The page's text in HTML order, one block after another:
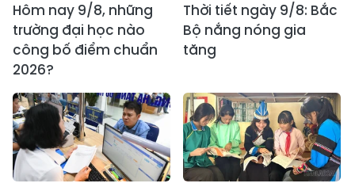
Hôm nay 9/8, những
trường đại học nào
công bố điểm chuẩn
2026?
Thời tiết ngày 9/8: Bắc
Bộ nắng nóng gia
tăng